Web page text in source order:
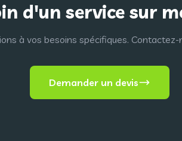
d'un service sur
à vos besoins spécifiques. Contactez-
Demander un devis